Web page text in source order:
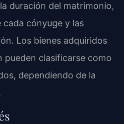
duración del matrimonio,
cónyuge y las
Los bienes adquiridos
pueden clasificarse como
dependiendo de la